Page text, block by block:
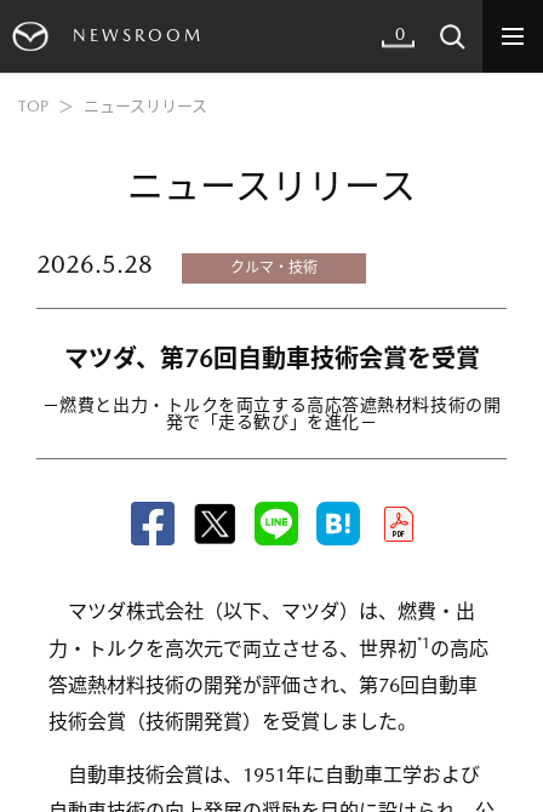
NEWSROOM 0
TOP ニュースリリース
ニュースリリース
2026.5.28 クルマ・技術
マツダ、第76回自動車技術会賞を受賞
－燃費と出力・トルクを両立する高応答遮熱材料技術の開
発で「走る歓び」を進化－
マツダ株式会社（以下、マツダ）は、燃費・出
力・トルクを高次元で両立させる、世界初*1 の高応
答遮熱材料技術の開発が評価され、第76回自動車
技術会賞（技術開発賞）を受賞しました。
自動車技術会賞は、1951年に自動車工学および